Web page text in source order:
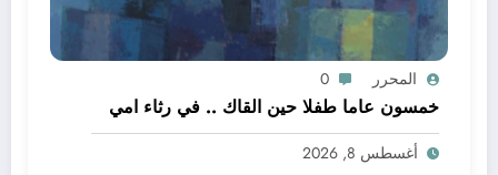
المحرر 0
خمسون عاما طفلا حين القاك .. في رثاء امي
أغسطس 8, 2026